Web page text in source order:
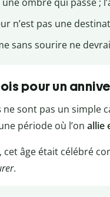
n’est pas une
sans sourire ne
pour un
ne sont pas un simple
période où l’on allie
âge était célébré
.